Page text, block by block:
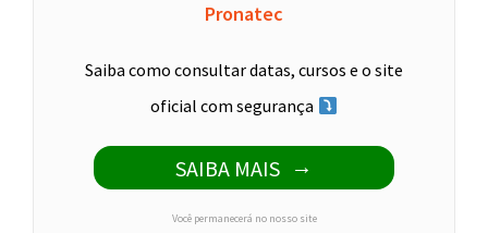
Pronatec
Saiba como consultar datas, cursos e o site
oficial com segurança
SAIBA MAIS
Você permanecerá no nosso site